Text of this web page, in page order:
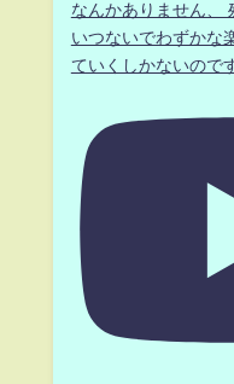
なんかありません、
いつないでわずかな
ていくしかないので